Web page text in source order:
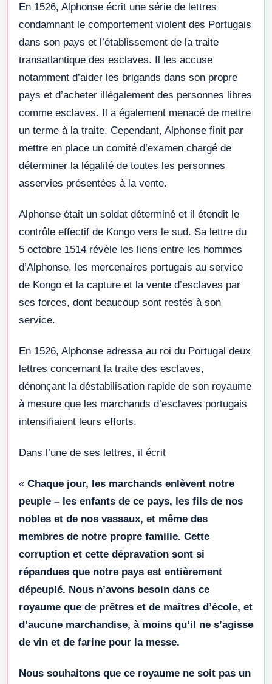
En 1526, Alphonse écrit une série de lettres
condamnant le comportement violent des Portugais
dans son pays et l’établissement de la traite
transatlantique des esclaves. Il les accuse
notamment d’aider les brigands dans son propre
pays et d’acheter illégalement des personnes libres
comme esclaves. Il a également menacé de mettre
un terme à la traite. Cependant, Alphonse finit par
mettre en place un comité d’examen chargé de
déterminer la légalité de toutes les personnes
asservies présentées à la vente.
Alphonse était un soldat déterminé et il étendit le
contrôle effectif de Kongo vers le sud. Sa lettre du
5 octobre 1514 révèle les liens entre les hommes
d’Alphonse, les mercenaires portugais au service
de Kongo et la capture et la vente d’esclaves par
ses forces, dont beaucoup sont restés à son
service.
En 1526, Alphonse adressa au roi du Portugal deux
lettres concernant la traite des esclaves,
dénonçant la déstabilisation rapide de son royaume
à mesure que les marchands d’esclaves portugais
intensifiaient leurs efforts.
Dans l’une de ses lettres, il écrit
« Chaque jour, les marchands enlèvent notre
peuple – les enfants de ce pays, les fils de nos
nobles et de nos vassaux, et même des
membres de notre propre famille. Cette
corruption et cette dépravation sont si
répandues que notre pays est entièrement
dépeuplé. Nous n’avons besoin dans ce
royaume que de prêtres et de maîtres d’école, et
d’aucune marchandise, à moins qu’il ne s’agisse
de vin et de farine pour la messe.
Nous souhaitons que ce royaume ne soit pas un